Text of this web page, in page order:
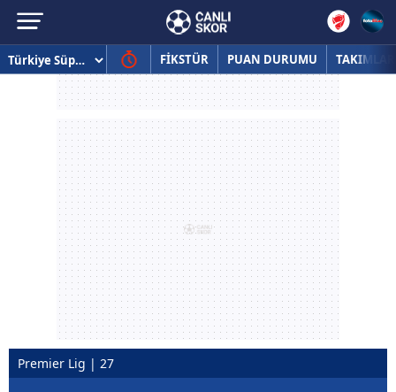
FİKSTÜR PUAN DURUMU TAKIMLAR
Premier Lig | 27